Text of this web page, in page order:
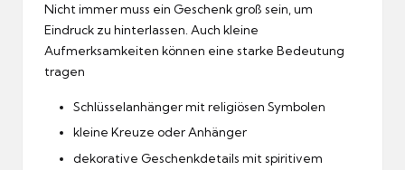
Nicht immer muss ein Geschenk groß sein, um
Eindruck zu hinterlassen. Auch kleine
Aufmerksamkeiten können eine starke Bedeutung
tragen
Schlüsselanhänger mit religiösen Symbolen
kleine Kreuze oder Anhänger
dekorative Geschenkdetails mit spiritivem